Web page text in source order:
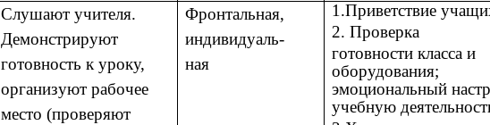
Слушают учителя.
Демонстрируют
готовность к уроку,
организуют рабочее
место (проверяют
Фронтальная,
индивидуаль-
ная
1.Приветствие
2. Проверка
готовности класса и
оборудования;
эмоциональный
учебную